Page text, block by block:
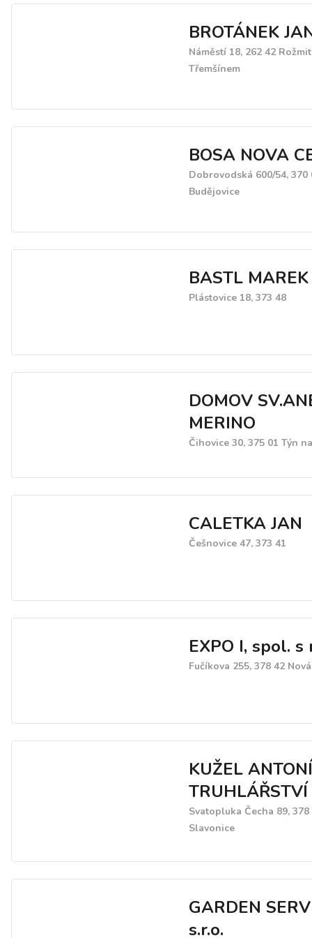
BROTÁNEK
Náměstí 18, 262 42
Třemšínem
BOSA NOVA
Dobrovodská 600/54, 370
Budějovice
BASTL
Plástovice 18, 373 48
DOMOV
MERINO
Čihovice 30, 375 01 Týn
CALETKA JAN
Češnovice 47, 373 41
EXPO I, spol. s
Fučíkova 255, 378 42
KUŽEL
TRUHLÁŘSTVÍ
Svatopluka Čecha 89, 378
Slavonice
GARDEN
s.r.o.